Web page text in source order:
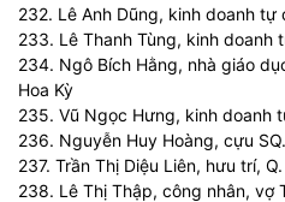
232. Lê Anh Dũng, kinh doanh tự
233. Lê Thanh Tùng, kinh doanh
234. Ngô Bích Hằng, nhà giáo
Hoa Kỳ
235. Vũ Ngọc Hưng, kinh doanh
236. Nguyễn Huy Hoàng, cựu
237. Trần Thị Diệu Liên, hưu trí,
238. Lê Thị Thập, công nhân, vợ